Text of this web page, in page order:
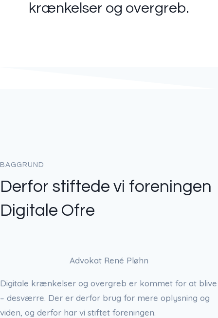
krænkelser og overgreb.
BAGGRUND
Derfor stiftede vi foreningen
Digitale Ofre
Advokat René Pløhn
Digitale krænkelser og overgreb er kommet for at blive
– desværre. Der er derfor brug for mere oplysning og
viden, og derfor har vi stiftet foreningen.